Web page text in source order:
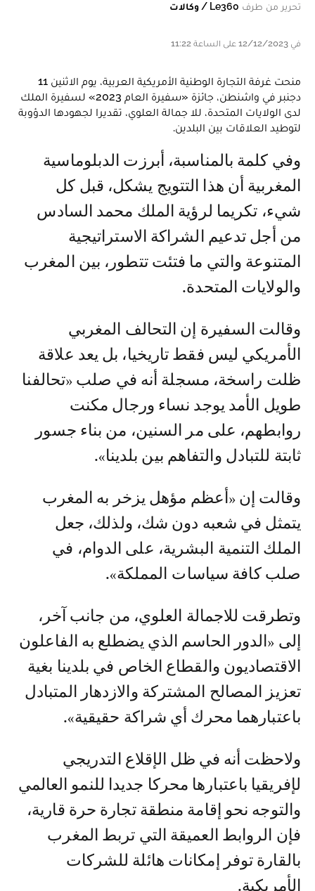
تحرير من طرف Le360 / وكالات
في 12/12/2023 على الساعة 11:22
منحت غرفة التجارة الوطنية الأمريكية العربية، يوم الاثنين 11
دجنبر في واشنطن، جائزة «سفيرة العام 2023» لسفيرة الملك
لدى الولايات المتحدة، للا جمالة العلوي، تقديرا لجهودها الدؤوبة
لتوطيد العلاقات بين البلدين.
وفي كلمة بالمناسبة، أبرزت الدبلوماسية
المغربية أن هذا التتويج يشكل، قبل كل
شيء، تكريما لرؤية الملك محمد السادس
من أجل تدعيم الشراكة الاستراتيجية
المتنوعة والتي ما فتئت تتطور، بين المغرب
والولايات المتحدة.
وقالت السفيرة إن التحالف المغربي
الأمريكي ليس فقط تاريخيا، بل يعد علاقة
ظلت راسخة، مسجلة أنه في صلب «تحالفنا
طويل الأمد يوجد نساء ورجال مكنت
روابطهم، على مر السنين، من بناء جسور
ثابتة للتبادل والتفاهم بين بلدينا».
وقالت إن «أعظم مؤهل يزخر به المغرب
يتمثل في شعبه دون شك، ولذلك، جعل
الملك التنمية البشرية، على الدوام، في
صلب كافة سياسات المملكة».
وتطرقت للاجمالة العلوي، من جانب آخر،
إلى «الدور الحاسم الذي يضطلع به الفاعلون
الاقتصاديون والقطاع الخاص في بلدينا بغية
تعزيز المصالح المشتركة والازدهار المتبادل
باعتبارهما محرك أي شراكة حقيقية».
ولاحظت أنه في ظل الإقلاع التدريجي
لإفريقيا باعتبارها محركا جديدا للنمو العالمي
والتوجه نحو إقامة منطقة تجارة حرة قارية،
فإن الروابط العميقة التي تربط المغرب
بالقارة توفر إمكانات هائلة للشركات
الأمريكية.